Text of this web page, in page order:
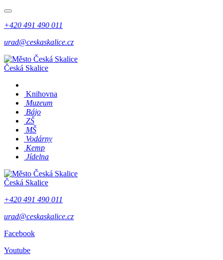
+420 491 490 011
urad@ceskaskalice.cz
Česká Skalice
Knihovna
Muzeum
Bájo
ZŠ
MŠ
Vodárny
Kemp
Jídelna
Česká Skalice
+420 491 490 011
urad@ceskaskalice.cz
Facebook
Youtube